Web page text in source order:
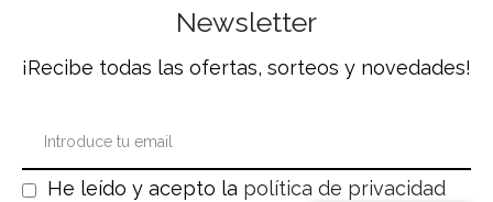
Newsletter
¡Recibe todas las ofertas, sorteos y novedades!
He leído y acepto la política de privacidad